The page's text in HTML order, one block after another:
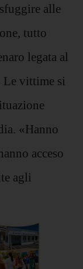
alle
tutto
legata al
Le vittime si
«Hanno
acceso
agli